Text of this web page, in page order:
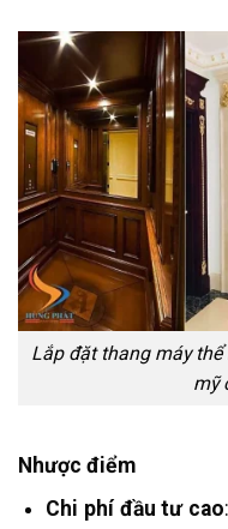
Lắp đặt thang máy
mỹ
Nhược điểm
Chi phí đầu tư cao